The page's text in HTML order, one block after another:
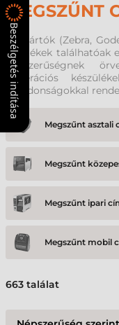
MEGSZŰNT
A gyártók (Zebra,
termékek találhatóak
népszerűségnek
generációs
tulajdonságokkal
Megszűnt
Megszűnt
Megszűnt ipari
Megszűnt mobil
Megszűnt színes
663 találat
Beszélgetés indítása